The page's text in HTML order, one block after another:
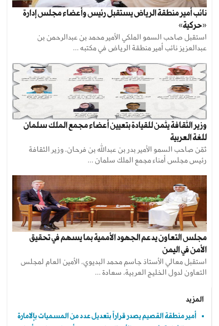
نائب أمير منطقة الرياض يستقبل رئيس وأعضاء مجلس إدارة
«حركية»
استقبل صاحب السمو الملكي الأمير محمد بن عبدالرحمن بن
عبدالعزيز نائب أمير منطقة الرياض في مكتبه ...
وزير الثقافة يثمن للقيادة بتعيين أعضاء مجمع الملك سلمان
للغة العربية
ثمّن صاحب السمو الأمير بدر بن عبدالله بن فرحان، وزير الثقافة
رئيس مجلس أمناء مجمع الملك سلمان ...
مجلس التعاون يدعم الجهود الأممية بما يسهم في تحقيق
الأمن في اليمن
استقبل معالي الأستاذ جاسم محمد البديوي، الأمين العام لمجلس
التعاون لدول الخليج العربية، سعادة ...
المزيد
أمير منطقة القصيم يصدر قراراً بتعديل عدد من المسميات بإلامارة